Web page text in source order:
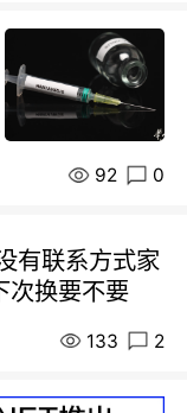
92 0
有联系方式家
次换要不要
133 2